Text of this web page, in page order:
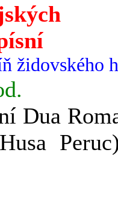
židovského
Dua